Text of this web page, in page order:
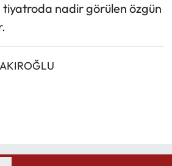
nadir görülen özgün